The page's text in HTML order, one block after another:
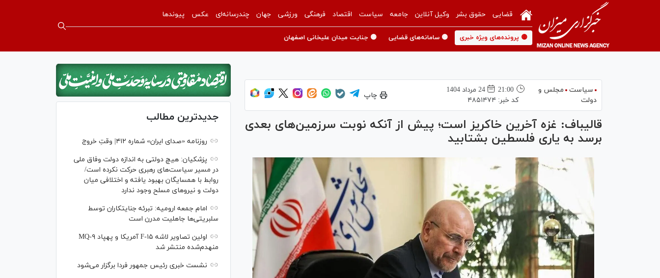
قضایی حقوق بشر وکیل آنلاین جامعه سیاست اقتصاد فرهنگی ورزشی جهان چندرسانه‌ای عکس پیوندها
🟡 پرونده‌های ویژه خبری 🟡 سامانه‌های قضایی 🟡 جنایت میدان علیخانی اصفهان
سیاست
مجلس و
دولت
21:00
24 مرداد 1404
کد خبر:۴۸۵۱۴۷۴
چاپ
قالیباف: غزه آخرین خاکریز است؛ پیش از آنکه نوبت سرزمین‌های بعدی
برسد به یاری فلسطین بشتابید
جدیدترین مطالب
روزنامه «صدای ایران» شماره ۴۱۲| وقتِ خروج
پزشکیان: هیچ دولتی به اندازه دولت وفاق ملی
در مسیر سیاست‌های رهبری حرکت نکرده است/
روابط با همسایگان بهبود یافته و اختلافی میان
دولت و نیروهای مسلح وجود ندارد
امام جمعه ارومیه: تبرئه جنایتکاران توسط
سلبریتی‌ها جاهلیت مدرن است
اولین تصاویر لاشه F-۱۵ آمریکا و پهپاد MQ-۹
منهدم‌شده منتشر شد
نشست خبری رئیس‌ جمهور فردا برگزار می‌شود